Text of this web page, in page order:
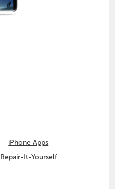
iPhone Apps
Repair-It-Yourself